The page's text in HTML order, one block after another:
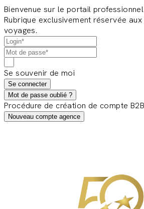
Bienvenue sur le portail
Rubrique exclusivement réservée
voyages.
Se souvenir de moi
Se connecter
Mot de passe oublié ?
Procédure de création de compte B2B
Nouveau compte agence